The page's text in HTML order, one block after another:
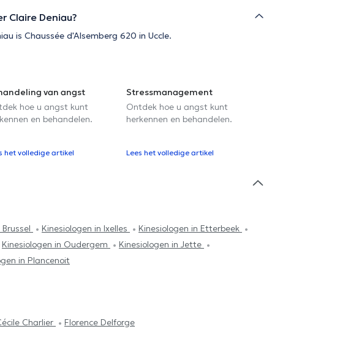
Claire Deniau?
is Chaussée d'Alsemberg 620 in Uccle.
van angst
hoe u angst kunt
en behandelen.
het volledige artikel
Stressmanagement
Ontdek hoe u angst kunt
herkennen en behandelen.
Lees het volledige artikel
Kinesiologen in Ixelles
Kinesiologen in Etterbeek
Kinesiologen in Oudergem
Kinesiologen in Jette
in Plancenoit
Charlier Florence Delforge